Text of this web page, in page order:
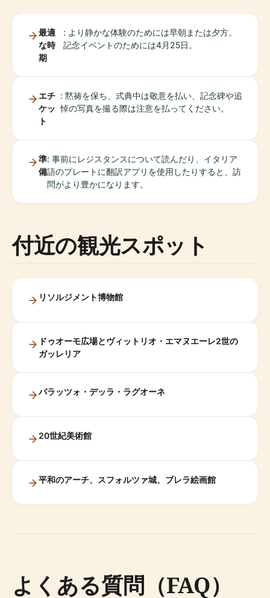
最適
な時
期
: より静かな体験のためには早朝または夕方。
記念イベントのためには4月25日。
エチ
ケッ
ト
: 黙祷を保ち、式典中は敬意を払い、記念碑や追
悼の写真を撮る際は注意を払ってください。
準
備
: 事前にレジスタンスについて読んだり、イタリア
語のプレートに翻訳アプリを使用したりすると、訪
問がより豊かになります。
付近の観光スポット
リソルジメント博物館
ドゥオーモ広場とヴィットリオ・エマヌエーレ2世の
ガッレリア
パラッツォ・デッラ・ラグオーネ
20世紀美術館
平和のアーチ、スフォルツァ城、ブレラ絵画館
よくある質問（FAQ）